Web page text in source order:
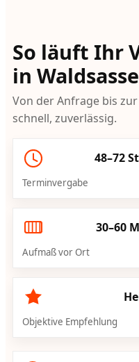
So läuft Ihr
in
Von der Anfrage bis
schnell, zuverlässig.
48–72
Terminvergabe
30–60
Aufmaß vor Ort
Objektive Empfehlung